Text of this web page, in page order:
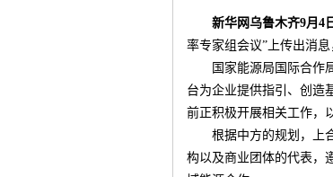
新华网乌鲁木齐9月4
率专家组会议”上传出消
国家能源局国际合作局
台为企业提供指引、创造
前正积极开展相关工作，
根据中方的规划，上合
构以及商业团体的代表，